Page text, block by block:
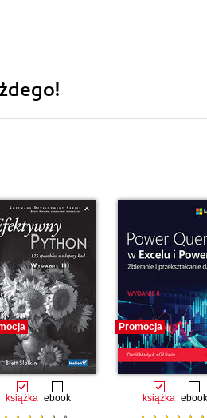
książka ebook
Promocja
książka ebook